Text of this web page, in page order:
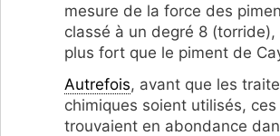
mesure de la force des
classé à un degré 8
plus fort que le piment de
Autrefois, avant que les
chimiques soient utilisés,
trouvaient en abondance